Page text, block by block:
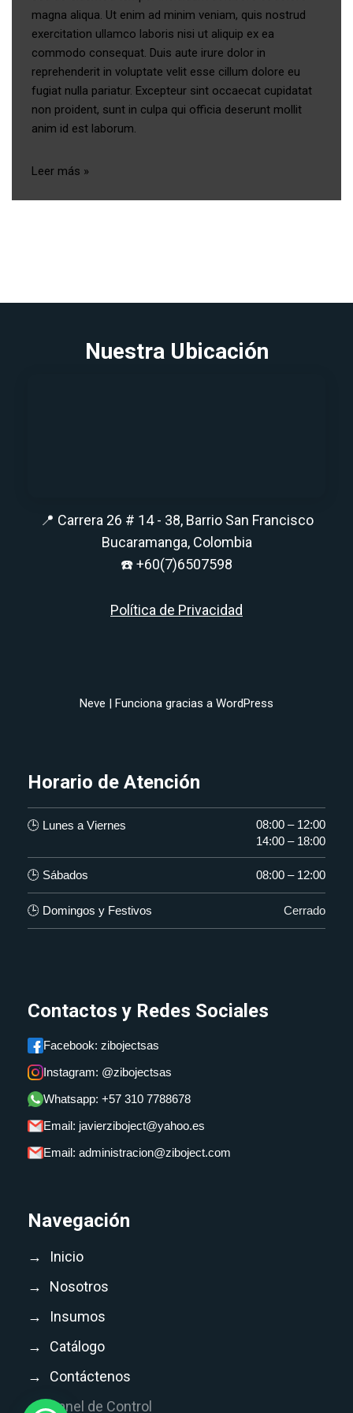
magna aliqua. Ut enim ad minim veniam, quis nostrud
exercitation ullamco laboris nisi ut aliquip ex ea
commodo consequat. Duis aute irure dolor in
reprehenderit in voluptate velit esse cillum dolore eu
fugiat nulla pariatur. Excepteur sint occaecat cupidatat
non proident, sunt in culpa qui officia deserunt mollit
anim id est laborum.
Leer más »
Nuestra Ubicación
📍 Carrera 26 # 14 - 38, Barrio San Francisco
Bucaramanga, Colombia
☎️+60(7)6507598
Política de Privacidad
Neve | Funciona gracias a WordPress
Horario de Atención
🕒 Lunes a Viernes
08:00 – 12:00
14:00 – 18:00
🕒 Sábados 08:00 – 12:00
🕒 Domingos y Festivos Cerrado
Contactos y Redes Sociales
Facebook: zibojectsas
Instagram: @zibojectsas
Whatsapp: +57 310 7788678
Email: javierziboject@yahoo.es
Email: administracion@ziboject.com
Navegación
→
Inicio
→
Nosotros
→
Insumos
→
Catálogo
→
Contáctenos
→ Panel de Control